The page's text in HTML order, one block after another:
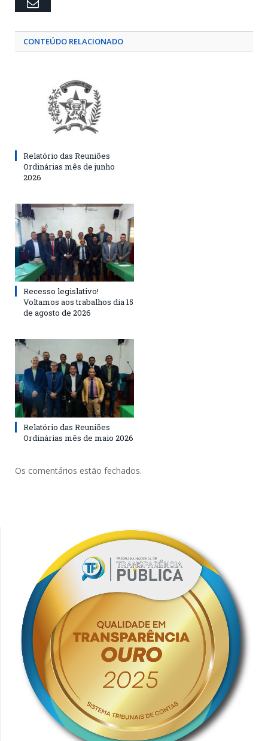
Email
CONTEÚDO RELACIONADO
Relatório das Reuniões
Ordinárias mês de junho
2026
Recesso legislativo!
Voltamos aos trabalhos dia 15
de agosto de 2026
Relatório das Reuniões
Ordinárias mês de maio 2026
Os comentários estão fechados.